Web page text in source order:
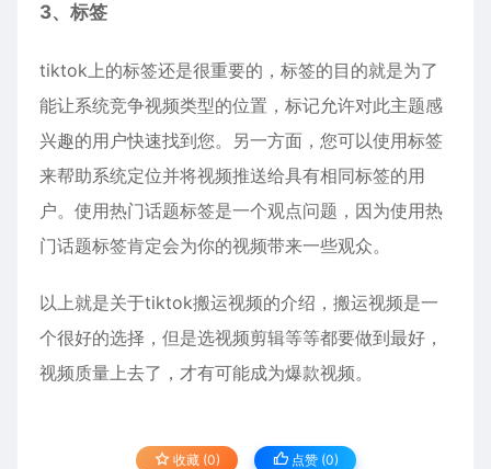
3、标签
tiktok上的标签还是很重要的，标签的目的就是为了
能让系统竞争视频类型的位置，标记允许对此主题感
兴趣的用户快速找到您。另一方面，您可以使用标签
来帮助系统定位并将视频推送给具有相同标签的用
户。使用热门话题标签是一个观点问题，因为使用热
门话题标签肯定会为你的视频带来一些观众。
以上就是关于tiktok搬运视频的介绍，搬运视频是一
个很好的选择，但是选视频剪辑等等都要做到最好，
视频质量上去了，才有可能成为爆款视频。
收藏 (0) 点赞 (0)